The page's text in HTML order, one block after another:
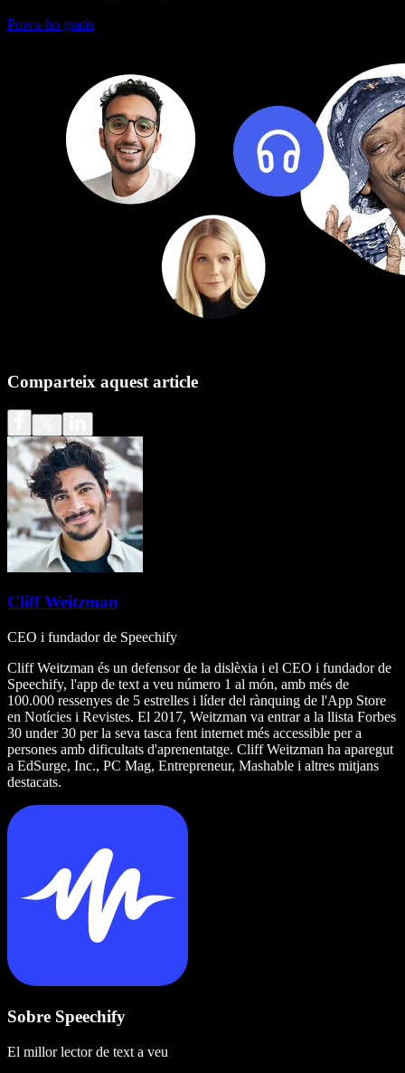
Prova-ho gratis
Comparteix aquest article
Cliff Weitzman
CEO i fundador de Speechify
Cliff Weitzman és un defensor de la dislèxia i el CEO i fundador de
Speechify, l'app de text a veu número 1 al món, amb més de
100.000 ressenyes de 5 estrelles i líder del rànquing de l'App Store
en Notícies i Revistes. El 2017, Weitzman va entrar a la llista Forbes
30 under 30 per la seva tasca fent internet més accessible per a
persones amb dificultats d'aprenentatge. Cliff Weitzman ha aparegut
a EdSurge, Inc., PC Mag, Entrepreneur, Mashable i altres mitjans
destacats.
Sobre Speechify
El millor lector de text a veu